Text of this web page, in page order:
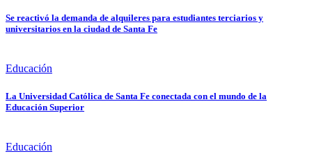
Se reactivó la demanda de alquileres para estudiantes terciarios y
universitarios en la ciudad de Santa Fe
Educación
La Universidad Católica de Santa Fe conectada con el mundo de la
Educación Superior
Educación